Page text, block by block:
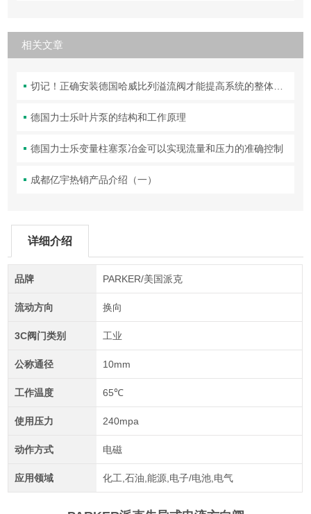
相关文章
切记！正确安装德国哈威比列溢流阀才能提高系统的整体性能
德国力士乐叶片泵的结构和工作原理
德国力士乐变量柱塞泵冶金可以实现流量和压力的准确控制
成都亿宇热销产品介绍（一）
详细介绍
品牌 PARKER/美国派克
流动方向 换向
3C阀门类别 工业
公称通径 10mm
工作温度 65℃
使用压力 240mpa
动作方式 电磁
应用领域 化工,石油,能源,电子/电池,电气